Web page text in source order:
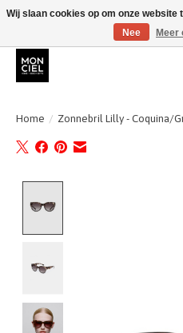
BE + NL : GRATIS VERZENDING van 31/07
Home / Zonnebril Lilly - Coquina/
Wij slaan cookies op om onze
Nee
Meer